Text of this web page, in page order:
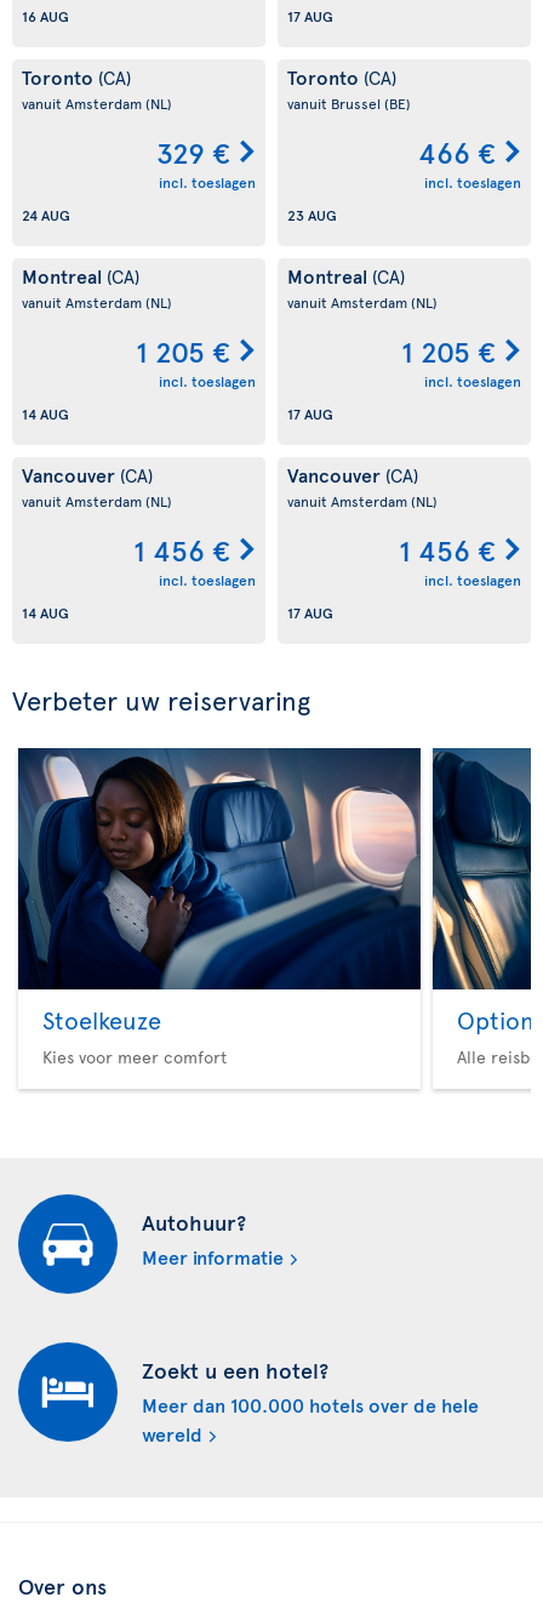
16 AUG
17 AUG
Toronto (CA)
vanuit Amsterdam(NL)
329 €
incl. toeslagen
24 AUG
Toronto (CA)
vanuit Brussel (BE)
466 €
incl. toeslagen
23 AUG
Montreal (CA)
vanuit Amsterdam(NL)
1 205 €
incl. toeslagen
14 AUG
Montreal (CA)
vanuit Amsterdam(NL)
1 205 €
incl. toeslagen
17 AUG
Vancouver (CA)
vanuit Amsterdam(NL)
1 456 €
incl. toeslagen
14 AUG
Vancouver (CA)
vanuit Amsterdam(NL)
1 456 €
incl. toeslagen
17 AUG
Verbeter uw reiservaring
Stoelkeuze
Kies voor meer comfort
Option
Alle
Autohuur?
Meer informatie
Zoekt u een hotel?
Meer dan 100.000 hotels over de hele
wereld
Over ons